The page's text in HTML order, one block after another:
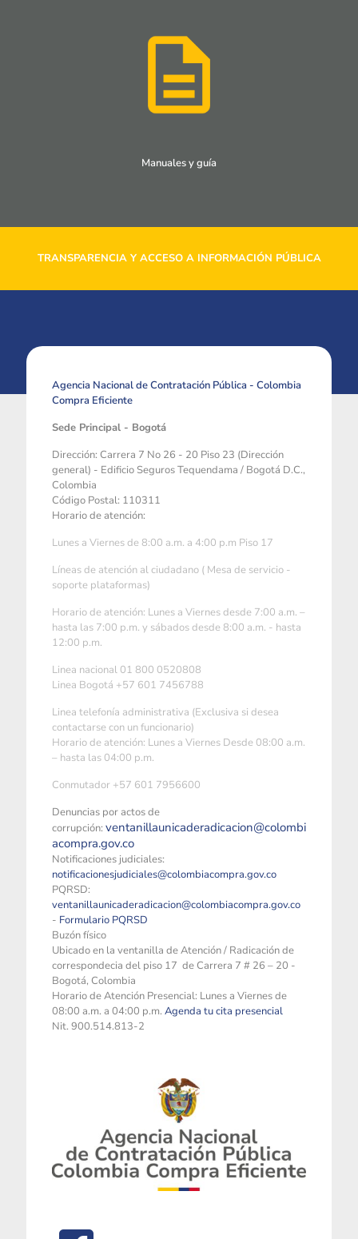
Manuales y guía
TRANSPARENCIA Y ACCESO A INFORMACIÓN PÚBLICA
Agencia Nacional de Contratación Pública - Colombia
Compra Eficiente
Sede Principal - Bogotá
Dirección: Carrera 7 No 26 - 20 Piso 23 (Dirección
general) - Edificio Seguros Tequendama / Bogotá D.C.,
Colombia
Código Postal: 110311
Horario de atención:
Lunes a Viernes de 8:00 a.m. a 4:00 p.m Piso 17
Líneas de atención al ciudadano ( Mesa de servicio -
soporte plataformas)
Horario de atención: Lunes a Viernes desde 7:00 a.m. –
hasta las 7:00 p.m. y sábados desde 8:00 a.m. - hasta
12:00 p.m.
Linea nacional 01 800 0520808
Linea Bogotá +57 601 7456788
Linea telefonía administrativa (Exclusiva si desea
contactarse con un funcionario)
Horario de atención: Lunes a Viernes Desde 08:00 a.m.
– hasta las 04:00 p.m.
Conmutador +57 601 7956600
Denuncias por actos de
corrupción: ventanillaunicaderadicacion@colombi
acompra.gov.co
Notificaciones judiciales:
notificacionesjudiciales@colombiacompra.gov.co
PQRSD:
ventanillaunicaderadicacion@colombiacompra.gov.co
- Formulario PQRSD
Buzón físico
Ubicado en la ventanilla de Atención / Radicación de
correspondecia del piso 17 de Carrera 7 # 26 – 20 -
Bogotá, Colombia
Horario de Atención Presencial: Lunes a Viernes de
08:00 a.m. a 04:00 p.m. Agenda tu cita presencial
Nit. 900.514.813-2